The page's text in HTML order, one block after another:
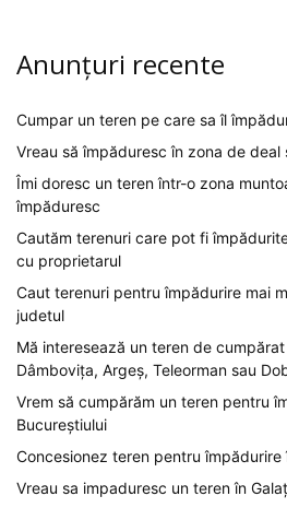
Anunțuri recente
Cumpar un teren pe care sa îl
Vreau să împăduresc în zona de deal
Îmi doresc un teren într-o zona
împăduresc
Cautăm terenuri care pot fi
cu proprietarul
Caut terenuri pentru împădurire mai
judetul
Mă interesează un teren de
Dâmbovița, Argeș, Teleorman sau
Vrem să cumpărăm un teren pentru
Bucureștiului
Concesionez teren pentru împădurire
Vreau sa impaduresc un teren în